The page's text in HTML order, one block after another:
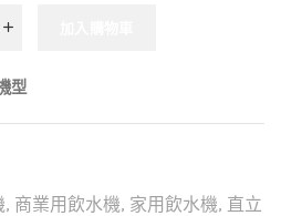
型
, 商業用飲水機, 家用飲水機, 直立